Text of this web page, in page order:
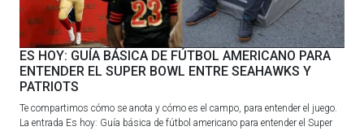
ES HOY: GUÍA BÁSICA DE FÚTBOL AMERICANO PARA
ENTENDER EL SUPER BOWL ENTRE SEAHAWKS Y
PATRIOTS
Te compartimos cómo se anota y cómo es el campo, para entender el juego.
La entrada Es hoy: Guía básica de fútbol americano para entender el Super